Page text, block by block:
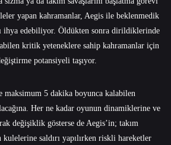
yapan kahramanlar, Aegis ile beklenmedik
ihya edebiliyor. Öldükten sonra dirildiklerinde
kritik yeteneklere sahip kahramanlar için
potansiyeli taşıyor.
maksimum 5 dakika boyunca kalabilen
Her ne kadar oyunun dinamiklerine ve
değişiklik gösterse de Aegis’in; takım
kulelerine saldırı yapılırken riskli hareketler